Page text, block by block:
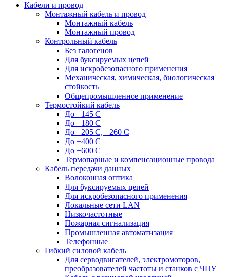
Кабели и провод
Монтажный кабель и провод
Монтажный кабель
Монтажный провод
Контрольный кабель
Без галогенов
Для буксируемых цепей
Для искробезопасного применения
Механическая, химическая, биологическая
стойкость
Общепромышленное применение
Термостойкий кабель
До +145 С
До +180 C
До +205 С, +260 С
До +400 C
До +600 С
Термопарные и компенсационные провода
Кабель передачи данных
Волоконная оптика
Для буксируемых цепей
Для искробезопасного применения
Локальные сети LAN
Низкочастотные
Пожарная сигнализация
Промышленная автоматизация
Телефонные
Гибкий силовой кабель
Для серводвигателей, электромоторов,
преобразователей частоты и станков с ЧПУ